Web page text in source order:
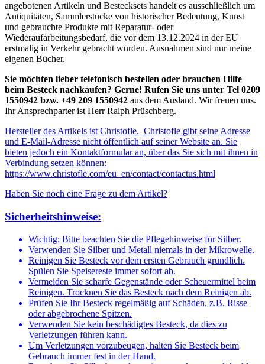
angebotenen Artikeln und Bestecksets handelt es ausschließlich um
Antiquitäten, Sammlerstücke von historischer Bedeutung, Kunst
und gebrauchte Produkte mit Reparatur- oder
Wiederaufarbeitungsbedarf, die vor dem 13.12.2024 in der EU
erstmalig in Verkehr gebracht wurden. Ausnahmen sind nur meine
eigenen Bücher.
Sie möchten lieber telefonisch bestellen oder brauchen Hilfe
beim Besteck nachkaufen? Gerne! Rufen Sie uns unter Tel 0209
1550942 bzw. +49 209 1550942 aus dem Ausland. Wir freuen uns.
Ihr Ansprechparter ist Herr Ralph Prüschberg.
Hersteller des Artikels ist Christofle. Christofle gibt seine Adresse
und E-Mail-Adresse nicht öffentlich auf seiner Website an. Sie
bieten jedoch ein Kontaktformular an, über das Sie sich mit ihnen in
Verbindung setzen können:
https://www.christofle.com/eu_en/contact/contactus.html
Haben Sie noch eine Frage zu dem Artikel?
Sicherheitshinweise:
Wichtig: Bitte beachten Sie die Pflegehinweise für Silber.
Verwenden Sie Silber und Metall niemals in der Mikrowelle.
Reinigen Sie Besteck vor dem ersten Gebrauch gründlich.
Spülen Sie Speisereste immer sofort ab.
Vermeiden Sie scharfe Gegenstände oder Scheuermittel beim
Reinigen. Trocknen Sie das Besteck nach dem Reinigen ab.
Prüfen Sie Ihr Besteck regelmäßig auf Schäden, z.B. Risse
oder abgebrochene Spitzen.
Verwenden Sie kein beschädigtes Besteck, da dies zu
Verletzungen führen kann.
Um Verletzungen vorzubeugen, halten Sie Besteck beim
Gebrauch immer fest in der Hand.